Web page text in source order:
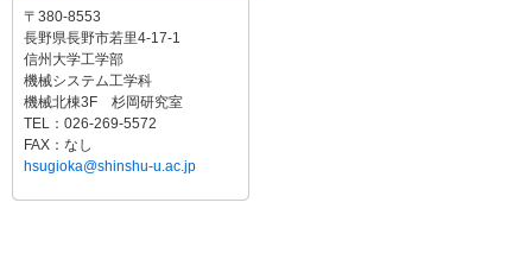
〒380-8553
長野県長野市若里4-17-1
信州大学工学部
機械システム工学科
機械北棟3F 杉岡研究室
TEL：026-269-5572
FAX：なし
hsugioka@shinshu-u.ac.jp